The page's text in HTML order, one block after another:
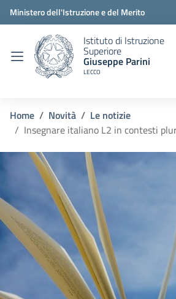
Ministero dell'Istruzione e del Merito
Istituto di Istruzione
Superiore
Giuseppe Parini
LECCO
Home Novità
Le notizie
Insegnare italiano L2 in contesti